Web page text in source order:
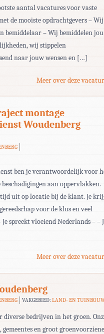
aantal vacatures voor vaste
de mooiste opdrachtgevers – Wij
bemiddelaar – Wij bemiddelen jou
wij stippelen
naar jouw wensen en […]
Meer over deze
montage
Woudenberg
ben je verantwoordelijk voor
aan oppervlakken.
uit op locatie bij de klant. Je
voor de klus en veel
spreekt vloeiend Nederlands – –
Meer over deze
VAKGEBIED:LAND- EN
bedrijven in het groen.
en groot